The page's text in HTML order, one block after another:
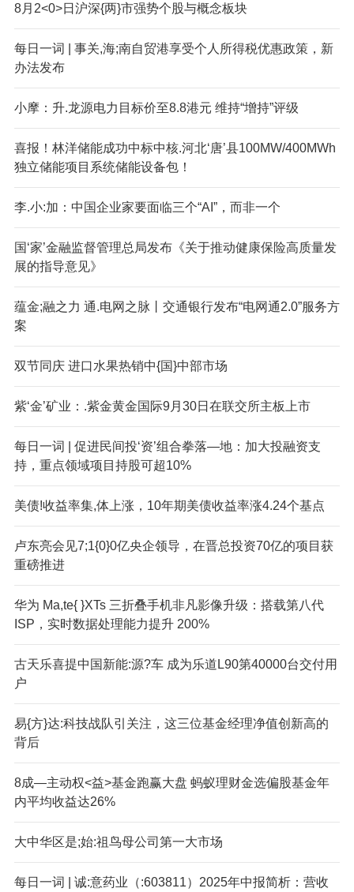
8月2<0>日沪深{两}市强势个股与概念板块
每日一词 | 事关,海;南自贸港享受个人所得税优惠政策，新
办法发布
小摩：升.龙源电力目标价至8.8港元 维持“增持”评级
喜报！林洋储能成功中标中核.河北‘唐’县100MW/400MWh
独立储能项目系统储能设备包！
李.小:加：中国企业家要面临三个“AI”，而非一个
国‘家’金融监督管理总局发布《关于推动健康保险高质量发
展的指导意见》
蕴金;融之力 通.电网之脉丨交通银行发布“电网通2.0”服务方
案
双节同庆 进口水果热销中{国}中部市场
紫‘金’矿业：.紫金黄金国际9月30日在联交所主板上市
每日一词 | 促进民间投‘资’组合拳落—地：加大投融资支
持，重点领域项目持股可超10%
美债!收益率集,体上涨，10年期美债收益率涨4.24个基点
卢东亮会见7;1{0}0亿央企领导，在晋总投资70亿的项目获
重磅推进
华为 Ma,te{ }XTs 三折叠手机非凡影像升级：搭载第八代
ISP，实时数据处理能力提升 200%
古天乐喜提中国新能:源?车 成为乐道L90第40000台交付用
户
易{方}达:科技战队引关注，这三位基金经理净值创新高的
背后
8成—主动权<益>基金跑赢大盘 蚂蚁理财金选偏股基金年
内平均收益达26%
大中华区是;始:祖鸟母公司第一大市场
每日一词 | 诚:意药业（:603811）2025年中报简析：营收